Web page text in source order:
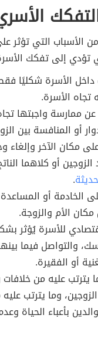
الأسباب التي تؤثر
تؤدي إلى تفكك
داخل الأسرة شكليًا
تجاه الأسرة.
ممارسة واجبتها
أو المنافسة بين
مكان الآخر وإلغاء
أو كلاهما
.
الخادمة أو
الأم والزوجة.
للأسرة يُؤثر
والتواصل فيما
أو الفقيرة.
يترتب عليه من
وما يترتب
بأعباء الحياة